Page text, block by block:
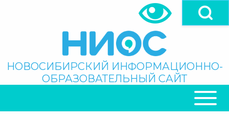
Поиск
НОВОСИБИРСКИЙ ИНФОРМАЦИОННО-
ОБРАЗОВАТЕЛЬНЫЙ САЙТ
НАВИГАЦИЯ